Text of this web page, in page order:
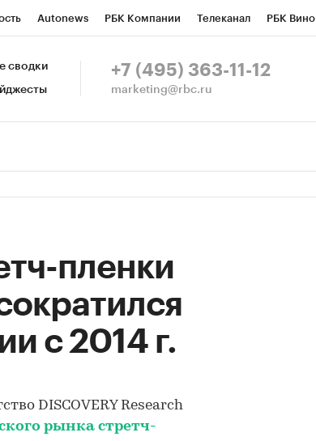
Autonews РБК Компании Телеканал РБК Вино
Конференции СПб Спецпроекты
сводки +7 (495) 363-11-12
marketing@rbc.ru
пленки
с 2014 г.
DISCOVERY Research
рынка стретч-